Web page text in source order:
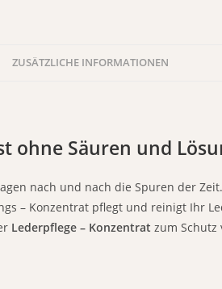
ZUSÄTZLICHE INFORMATIONEN
ohne Säuren und
nach und nach die Spuren der
– Konzentrat pflegt und reinigt Ihr
Lederpflege – Konzentrat zum